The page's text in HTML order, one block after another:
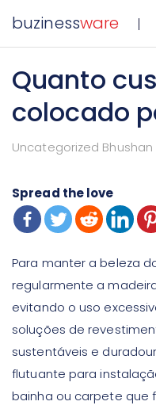
buzinessware
Quanto
colocado
Uncategorized Bhushan
Spread the love
Para manter a beleza
regularmente a
evitando o uso
soluções de
sustentáveis e
flutuante para
bainha ou carpete que